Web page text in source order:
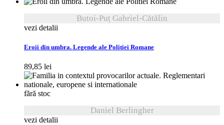
Butoi-Puț Gabriel-Cătălin
vezi detalii
Eroii din umbra. Legende ale Politiei Romane
89,85 lei
fără stoc
Daniel Berlingher
vezi detalii